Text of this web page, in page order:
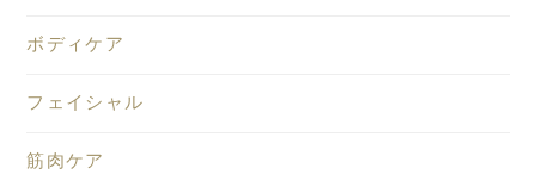
ボディケア
フェイシャル
筋肉ケア